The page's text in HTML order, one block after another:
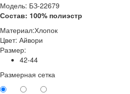
Модель: БЗ-22679
Состав: 100% полиэстр
Материал:Хлопок
Цвет: Айвори
Размер:
42-44
Размерная сетка